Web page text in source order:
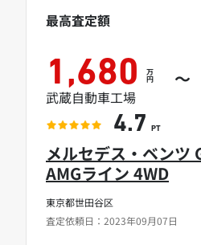
東京都世田谷区
査定依頼日：2023年09月07日
メルセデス・ベンツ
AMGライン 4WD
最高査定額
1,680 万
円 ～
武蔵自動車工場
4.7 PT